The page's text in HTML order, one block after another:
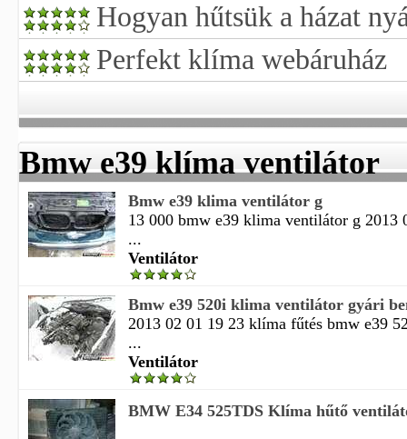
Hogyan hűtsük a házat
Perfekt klíma webáruház
Bmw e39 klíma ventilátor
Bmw e39 klima ventilátor g
13 000 bmw e39 klima ventilátor g 2013
...
Ventilátor
Bmw e39 520i klima ventilátor gyári
2013 02 01 19 23 klíma fűtés bmw e39
...
Ventilátor
BMW E34 525TDS Klíma hűtő